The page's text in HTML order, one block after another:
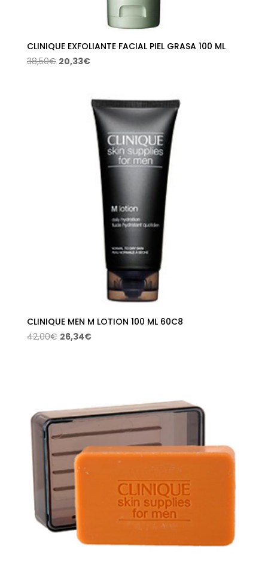
CLINIQUE EXFOLIANTE FACIAL PIEL GRASA 100 ML
38,50€ El
20,33€El
es:
20,33€.
CLINIQUE MEN M LOTION 100 ML 60C8
42,00€ El
26,34€El